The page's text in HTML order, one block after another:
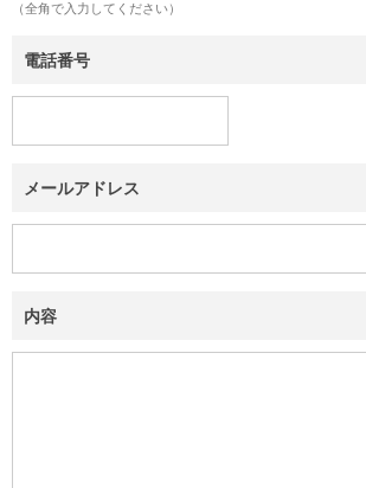
（全角で入力してください）
電話番号
メールアドレス
内容